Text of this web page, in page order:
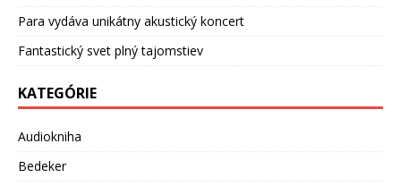
Para vydáva unikátny akustický koncert
Fantastický svet plný tajomstiev
KATEGÓRIE
Audiokniha
Bedeker